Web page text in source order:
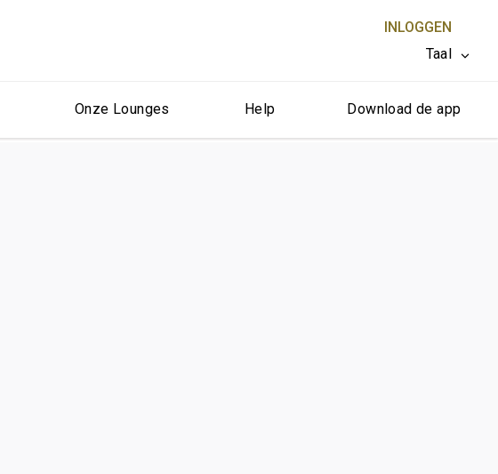
INLOGGEN
Taal
SLUITEN X
Onze Lounges Help Download de app